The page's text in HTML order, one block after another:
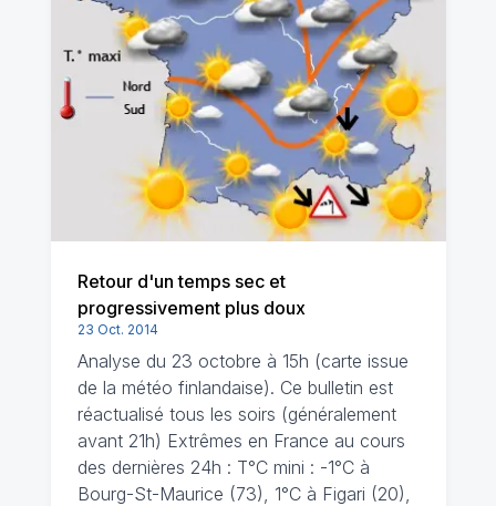
Retour d'un temps sec et
progressivement plus doux
23 Oct. 2014
Analyse du 23 octobre à 15h (carte issue
de la météo finlandaise). Ce bulletin est
réactualisé tous les soirs (généralement
avant 21h) Extrêmes en France au cours
des dernières 24h : T°C mini : -1°C à
Bourg-St-Maurice (73), 1°C à Figari (20),